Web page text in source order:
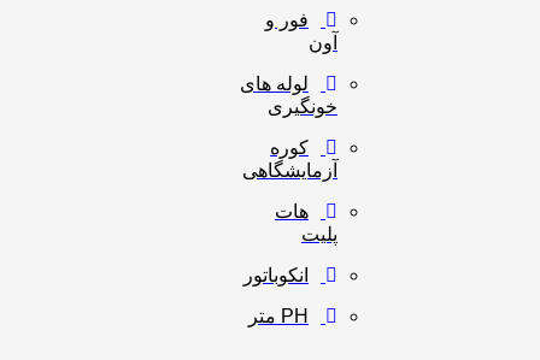
فور و
آون
لوله های
خونگیری
کوره
آزمایشگاهی
هات
پلیت
انکوباتور
PH متر